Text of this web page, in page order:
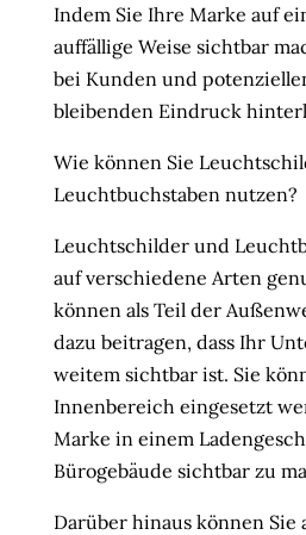
Indem Sie Ihre Marke auf
auffällige Weise sichtbar
bei Kunden und
bleibenden Eindruck
Wie können Sie
Leuchtbuchstaben nutzen?
Leuchtschilder und
auf verschiedene Arten
können als Teil der
dazu beitragen, dass Ihr
weitem sichtbar ist. Sie
Innenbereich eingesetzt
Marke in einem
Bürogebäude sichtbar zu
Darüber hinaus können Sie